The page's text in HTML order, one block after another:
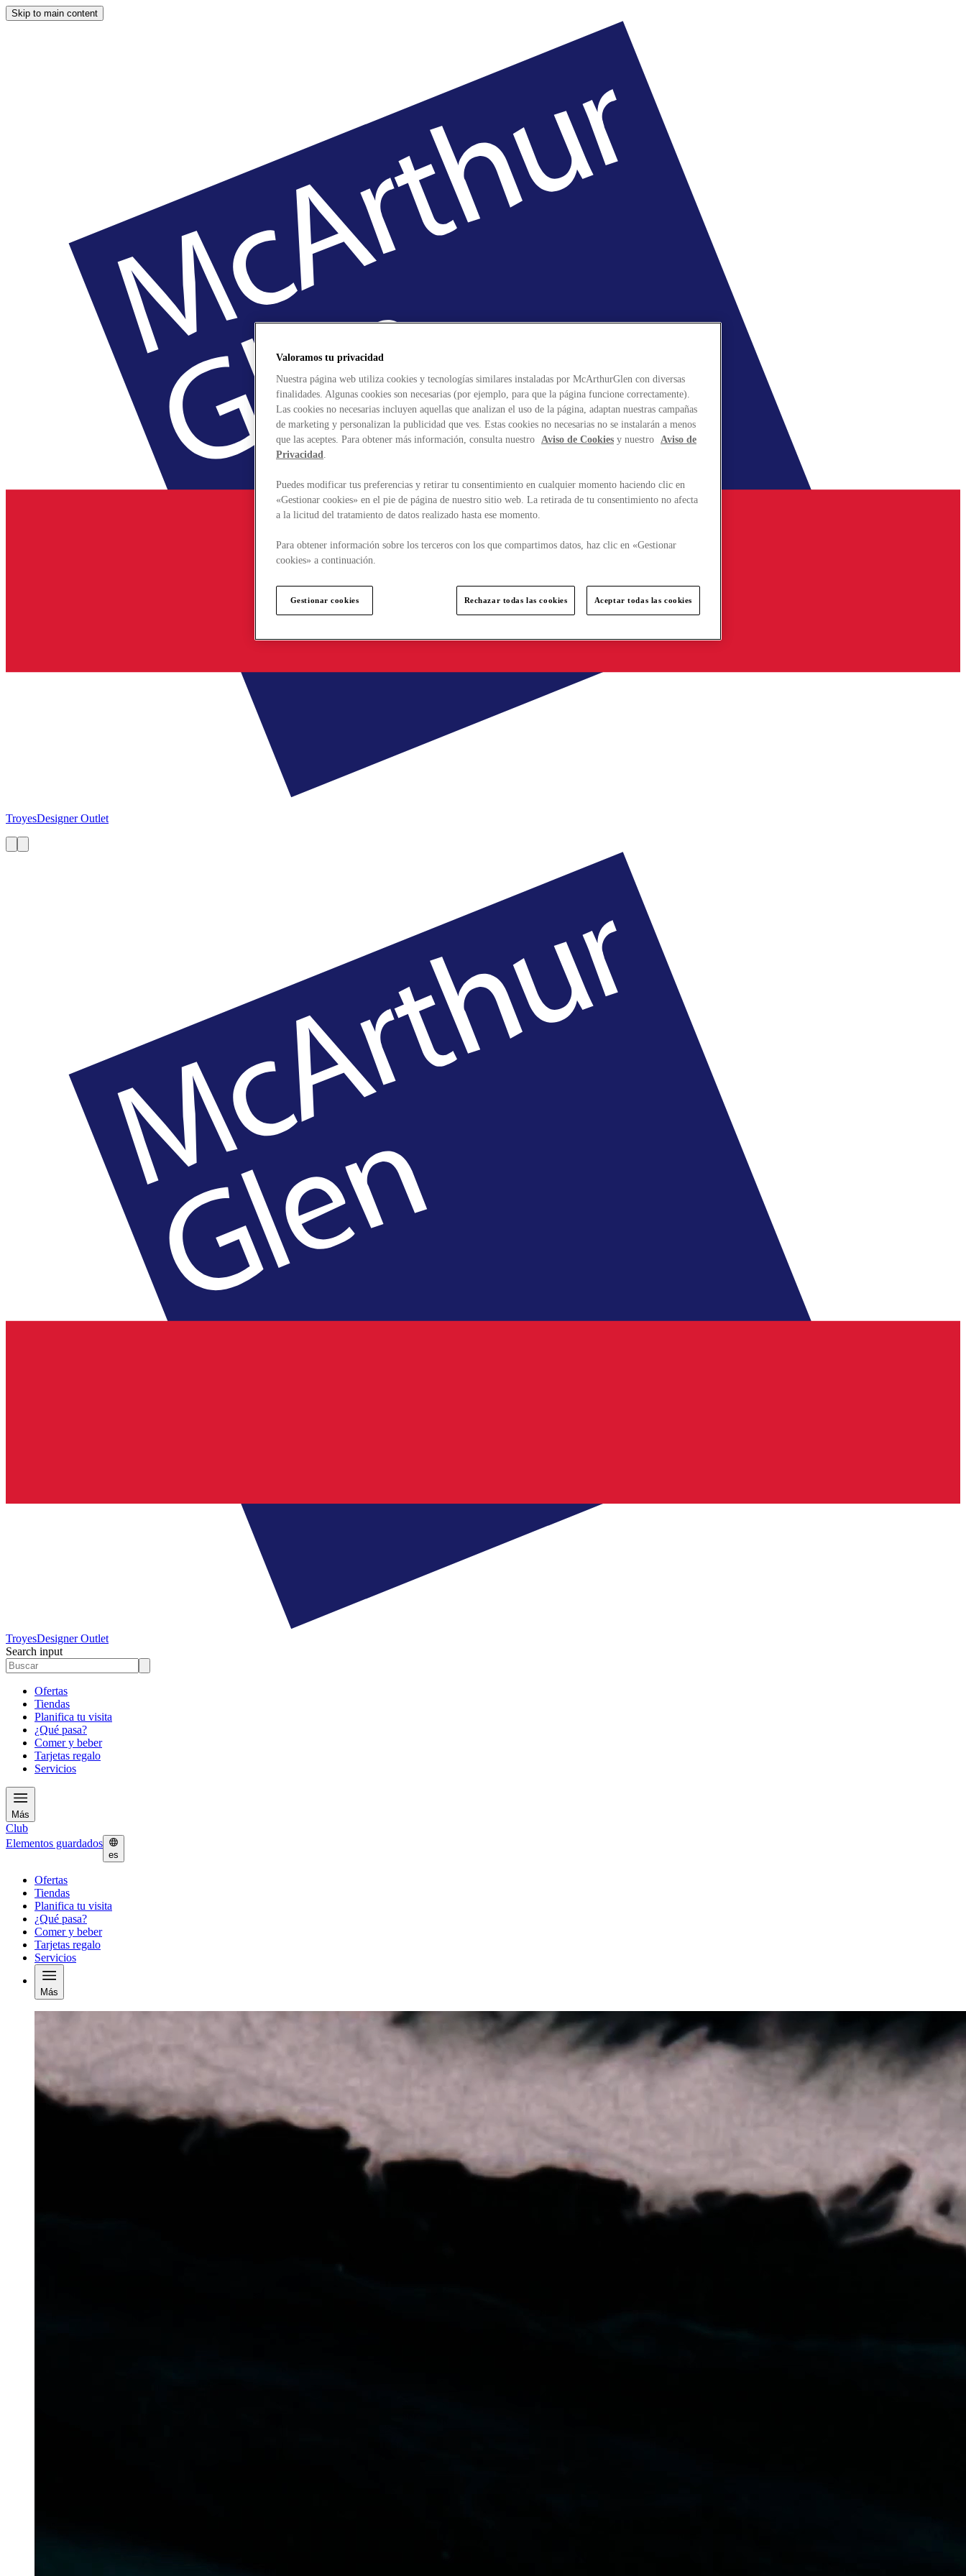
Skip to main content
TroyesDesigner Outlet
TroyesDesigner Outlet
Search input
Ofertas
Tiendas
Planifica tu visita
¿Qué pasa?
Comer y beber
Tarjetas regalo
Servicios
Más
Club
Elementos guardados
es
Ofertas
Tiendas
Planifica tu visita
¿Qué pasa?
Comer y beber
Tarjetas regalo
Servicios
Más
Valoramos tu privacidad
Nuestra página web utiliza cookies y tecnologías similares instaladas por McArthurGlen con diversas
finalidades. Algunas cookies son necesarias (por ejemplo, para que la página funcione correctamente).
Las cookies no necesarias incluyen aquellas que analizan el uso de la página, adaptan nuestras campañas
de marketing y personalizan la publicidad que ves. Estas cookies no necesarias no se instalarán a menos
que las aceptes. Para obtener más información, consulta nuestro Aviso de Cookies y nuestro Aviso de
Privacidad.
Puedes modificar tus preferencias y retirar tu consentimiento en cualquier momento haciendo clic en
«Gestionar cookies» en el pie de página de nuestro sitio web. La retirada de tu consentimiento no afecta
a la licitud del tratamiento de datos realizado hasta ese momento.
Para obtener información sobre los terceros con los que compartimos datos, haz clic en «Gestionar
cookies» a continuación.
Gestionar cookies Rechazar todas las cookies Aceptar todas las cookies